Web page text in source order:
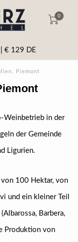
0
| € 129 DE
Piemont
Weinbetrieb in der
der Gemeinde
Ligurien.
von 100 Hektar, von
und ein kleiner Teil
Barbera,
Produktion von